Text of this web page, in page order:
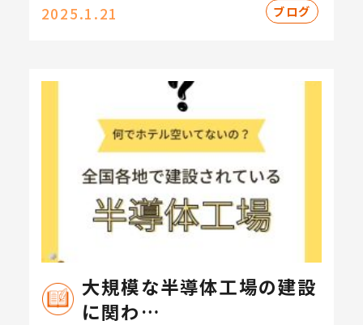
2025.1.21 ブログ
大規模な半導体工場の建設
に関わ…